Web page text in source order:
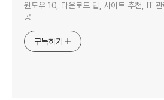
윈도우 10, 다운로드 팁, 사이트 추천, IT 관
공
구독하기